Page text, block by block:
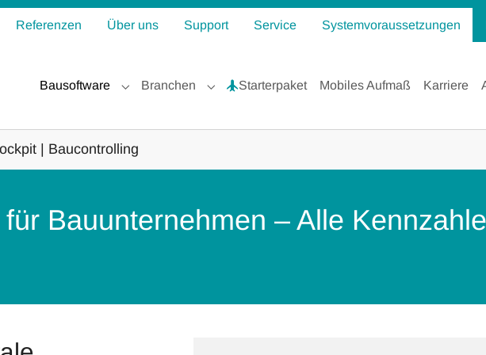
Referenzen Über uns Support Service Systemvoraussetzungen
Bausoftware
Submenu for "Bausoftware"
Branchen
Submenu for "Branchen"
Starterpaket Mobiles Aufmaß Karriere
| Baucontrolling
Bauunternehmen – Alle